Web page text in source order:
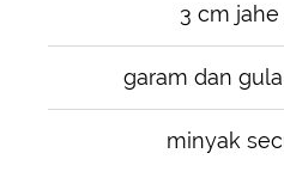
3 cm
garam dan
minyak